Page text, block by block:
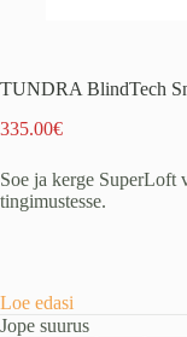
TUNDRA BlindTech
335.00€
Soe ja kerge SuperLoft
tingimustesse.
Loe edasi
Jope suurus